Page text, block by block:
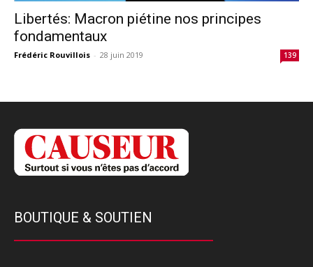
Libertés: Macron piétine nos principes
fondamentaux
Frédéric Rouvillois - 28 juin 2019 139
BOUTIQUE & SOUTIEN